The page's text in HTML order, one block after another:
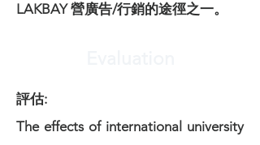
LAKBAY 營廣告/行銷的途徑之一。
評估:
The effects of international university